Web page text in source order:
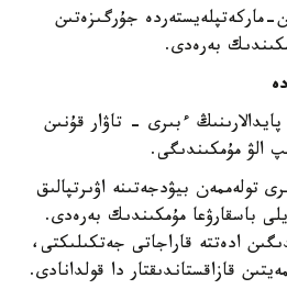
ماركەتپلەيستەردە جۇرگىزەتىن
بەرەدى.
ءبىرى - تاۋار قۇنىن
الۋ مۇمكىندىگى.
تولەممەن بيۋدجەتىنە اۋىرتپالىق
باسقارۋعا مۇمكىندىك بەرەدى.
ادەتتە قاراجاتى جەتكىلىكتى،
قازاقستاندىقتار دا قولدانادى.